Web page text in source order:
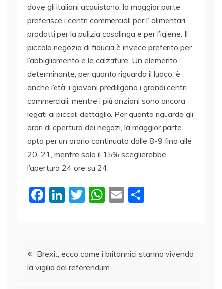
dove gli italiani acquistano: la maggior parte
preferisce i centri commerciali per l’ alimentari,
prodotti per la pulizia casalinga e per l’igiene. Il
piccolo negozio di fiducia è invece preferito per
l’abbigliamento e le calzature. Un elemento
determinante, per quanto riguarda il luogo, è
anche l’età: i giovani prediligono i grandi centri
commerciali, mentre i più anziani sono ancora
legati ai piccoli dettaglio. Per quanto riguarda gli
orari di apertura dei negozi, la maggior parte
opta per un orario continuato dalle 8-9 fino alle
20-21, mentre solo il 15% sceglierebbe
l’apertura 24 ore su 24.
F
b
o
Li
dI
n
T
W
A
p
E
vi
Navigazione
articoli
Brexit, ecco come i britannici stanno vivendo
la vigilia del referendum